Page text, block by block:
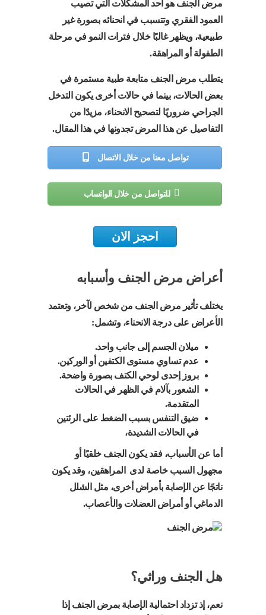
مرض الجنف هو أحد المشكلات التي تصيب
العمود الفقري وتتسبب في انحنائه بصورة غير
طبيعية، ويظهر غالبًا خلال فترات النمو في مرحلة
الطفولة أو المراهقة.
يتطلب مرض الجنف متابعة طبية مستمرة في
بعض الحالات، بينما في حالات أخرى يكون التدخل
الجراحي ضروريًا لتصحيح الانحناء، مزيدًا من
التفاصيل عن هذا المرض تجدونها في هذا المقال.
تواصل معنا من خلال الاتصال
للتواصل من خلال الواتساب
احجز الان
أعراض مرض الجنف وأسبابه
يختلف تأثير مرض الجنف من شخص لآخر، وتعتمد
الأعراض على درجة الانحناء، وتشمل:
ميلان الجسم إلى جانب واحد.
عدم تساوي مستوى الكتفين أو الوركين.
بروز إحدى لوحي الكتف بصورة واضحة.
الشعور بآلام في الظهر في الحالات
المتقدمة.
ضيق التنفس بسبب الضغط على الرئتين
في الحالات الشديدة،
أما عن الأسباب، فقد يكون الجنف خلقيًا أو
مجهول السبب خاصة لدى المراهقين، وقد يكون
ناتجًا عن الإصابة بأمراض أخرى، مثل الشلل
الدماغي أو أمراض العضلات والأعصاب.
هل الجنف وراثي؟
نعم، إذ تزداد احتمالية الإصابة بمرض الجنف إذا